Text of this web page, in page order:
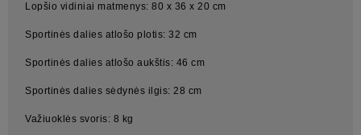
Lopšio vidiniai matmenys: 80 x 36 x 20 cm
Sportinės dalies atlošo plotis: 32 cm
Sportinės dalies atlošo aukštis: 46 cm
Sportinės dalies sėdynės ilgis: 28 cm
Važiuoklės svoris: 8 kg